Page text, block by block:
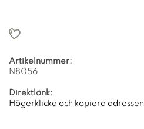
Artikelnummer:
N8056
Direktlänk:
Högerklicka och kopiera adressen